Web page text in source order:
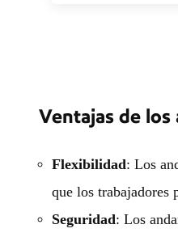
Ventajas de los
Flexibilidad: Los
que los trabajadores
Seguridad: Los